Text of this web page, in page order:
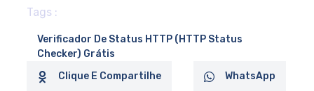
Tags :
Verificador De Status HTTP (HTTP Status
Checker) Grátis
Clique E Compartilhe
WhatsApp